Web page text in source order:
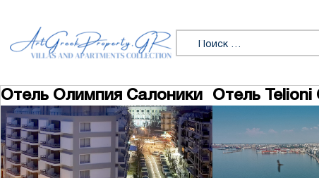
Искать:
Отель Олимпия Салоники Отель Telioni